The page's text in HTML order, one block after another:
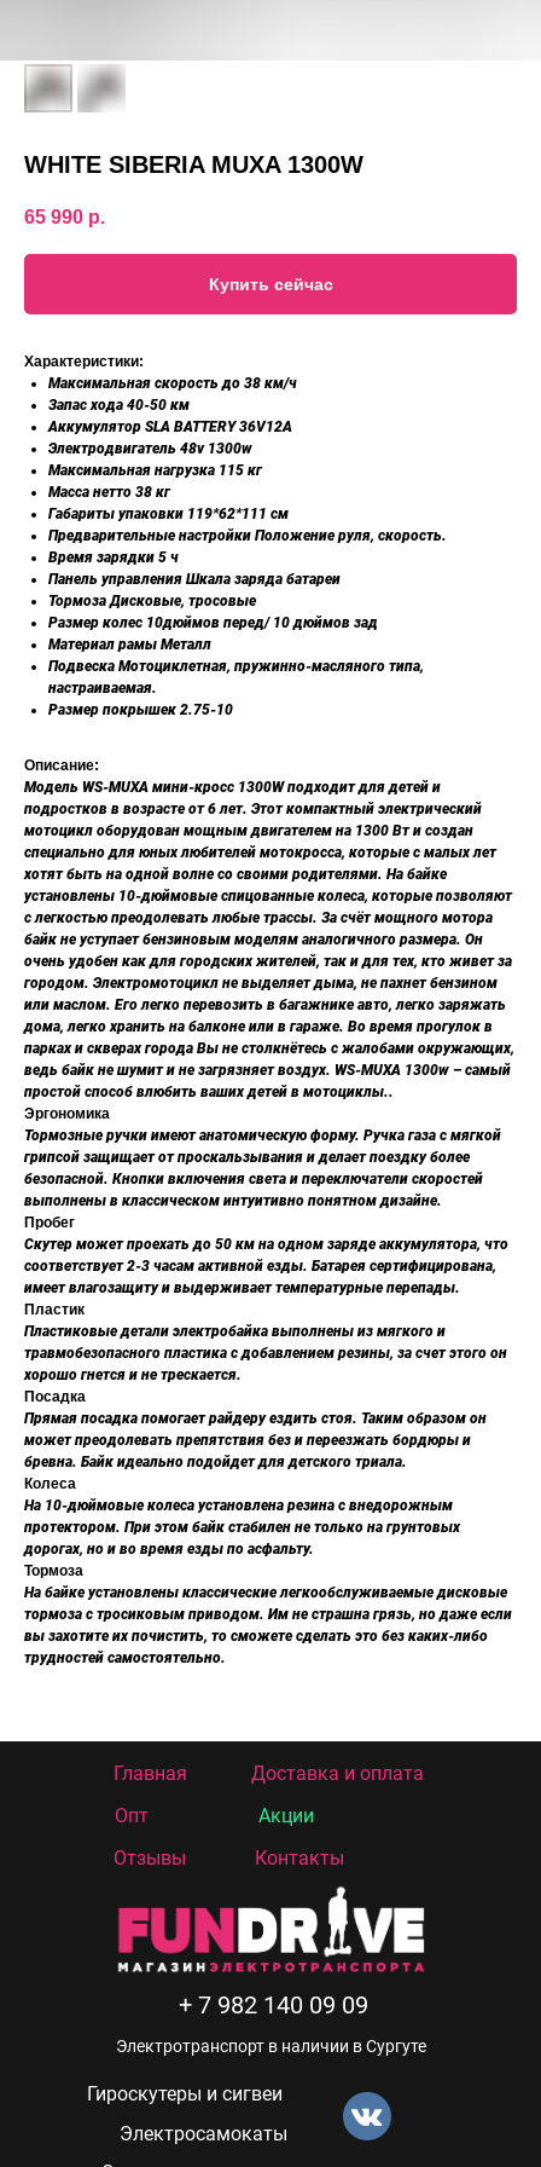
WHITE SIBERIA MUXA 1300W
65 990 р.
Купить сейчас
Характеристики:
Максимальная скорость до 38 км/ч
Запас хода 40-50 км
Аккумулятор SLA BATTERY 36V12A
Электродвигатель 48v 1300w
Максимальная нагрузка 115 кг
Масса нетто 38 кг
Габариты упаковки 119*62*111 см
Предварительные настройки Положение руля, скорость.
Время зарядки 5 ч
Панель управления Шкала заряда батареи
Тормоза Дисковые, тросовые
Размер колес 10дюймов перед/ 10 дюймов зад
Материал рамы Металл
Подвеска Мотоциклетная, пружинно-масляного типа,
настраиваемая.
Размер покрышек 2.75-10
Описание:
Модель WS-MUXA мини-кросс 1300W подходит для детей и
подростков в возрасте от 6 лет. Этот компактный электрический
мотоцикл оборудован мощным двигателем на 1300 Вт и создан
специально для юных любителей мотокросса, которые с малых лет
хотят быть на одной волне со своими родителями. На байке
установлены 10-дюймовые спицованные колеса, которые позволяют
с легкостью преодолевать любые трассы. За счёт мощного мотора
байк не уступает бензиновым моделям аналогичного размера. Он
очень удобен как для городских жителей, так и для тех, кто живет за
городом. Электромотоцикл не выделяет дыма, не пахнет бензином
или маслом. Его легко перевозить в багажнике авто, легко заряжать
дома, легко хранить на балконе или в гараже. Во время прогулок в
парках и скверах города Вы не столкнётесь с жалобами окружающих,
ведь байк не шумит и не загрязняет воздух. WS-MUXA 1300w – самый
простой способ влюбить ваших детей в мотоциклы..
Эргономика
Тормозные ручки имеют анатомическую форму. Ручка газа с мягкой
грипсой защищает от проскальзывания и делает поездку более
безопасной. Кнопки включения света и переключатели скоростей
выполнены в классическом интуитивно понятном дизайне.
Пробег
Скутер может проехать до 50 км на одном заряде аккумулятора, что
соответствует 2-3 часам активной езды. Батарея сертифицирована,
имеет влагозащиту и выдерживает температурные перепады.
Пластик
Пластиковые детали электробайка выполнены из мягкого и
травмобезопасного пластика с добавлением резины, за счет этого он
хорошо гнется и не трескается.
Посадка
Прямая посадка помогает райдеру ездить стоя. Таким образом он
может преодолевать препятствия без и переезжать бордюры и
бревна. Байк идеально подойдет для детского триала.
Колеса
На 10-дюймовые колеса установлена резина с внедорожным
протектором. При этом байк стабилен не только на грунтовых
дорогах, но и во время езды по асфальту.
Тормоза
На байке установлены классические легкообслуживаемые дисковые
тормоза с тросиковым приводом. Им не страшна грязь, но даже если
вы захотите их почистить, то сможете сделать это без каких-либо
трудностей самостоятельно.
Гироскутеры и сигвеи
Электросамокаты
Главная
Доставка и оплата
Опт
Отзывы
Акции
Контакты
+ 7 982 140 09 09
Электротранспорт в наличии в Сургуте